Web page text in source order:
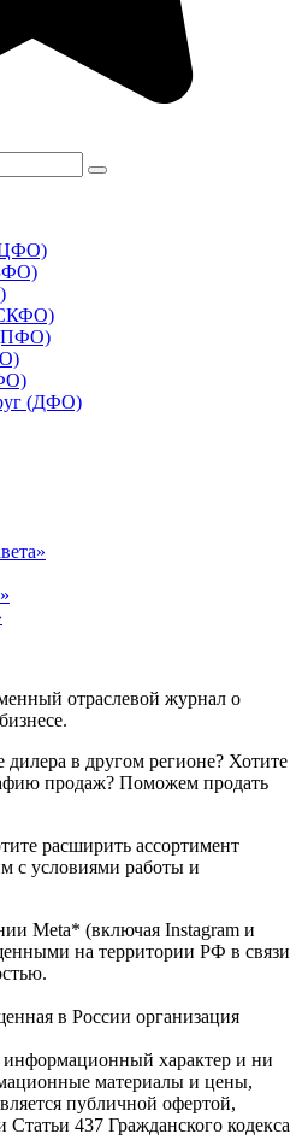
(ПФО)
(ДФО)
отраслевой журнал о
в другом регионе? Хотите
продаж? Поможем продать
расширить ассортимент
с условиями работы и
Meta* (включая Instagram и
на территории РФ в связи
в России организация
информационный характер и ни
материалы и цены,
публичной офертой,
437 Гражданского кодекса